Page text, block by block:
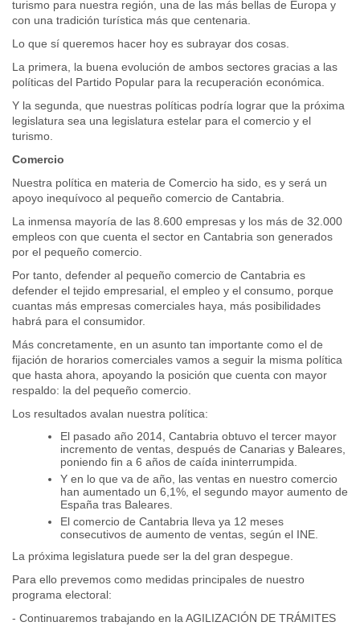
turismo para nuestra región, una de las más bellas de Europa y
con una tradición turística más que centenaria.
Lo que sí queremos hacer hoy es subrayar dos cosas.
La primera, la buena evolución de ambos sectores gracias a las
políticas del Partido Popular para la recuperación económica.
Y la segunda, que nuestras políticas podría lograr que la próxima
legislatura sea una legislatura estelar para el comercio y el
turismo.
Comercio
Nuestra política en materia de Comercio ha sido, es y será un
apoyo inequívoco al pequeño comercio de Cantabria.
La inmensa mayoría de las 8.600 empresas y los más de 32.000
empleos con que cuenta el sector en Cantabria son generados
por el pequeño comercio.
Por tanto, defender al pequeño comercio de Cantabria es
defender el tejido empresarial, el empleo y el consumo, porque
cuantas más empresas comerciales haya, más posibilidades
habrá para el consumidor.
Más concretamente, en un asunto tan importante como el de
fijación de horarios comerciales vamos a seguir la misma política
que hasta ahora, apoyando la posición que cuenta con mayor
respaldo: la del pequeño comercio.
Los resultados avalan nuestra política:
El pasado año 2014, Cantabria obtuvo el tercer mayor
incremento de ventas, después de Canarias y Baleares,
poniendo fin a 6 años de caída ininterrumpida.
Y en lo que va de año, las ventas en nuestro comercio
han aumentado un 6,1%, el segundo mayor aumento de
España tras Baleares.
El comercio de Cantabria lleva ya 12 meses
consecutivos de aumento de ventas, según el INE.
La próxima legislatura puede ser la del gran despegue.
Para ello prevemos como medidas principales de nuestro
programa electoral:
- Continuaremos trabajando en la AGILIZACIÓN DE TRÁMITES